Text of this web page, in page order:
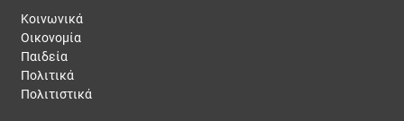
Κοινωνικά
Οικονομία
Παιδεία
Πολιτικά
Πολιτιστικά